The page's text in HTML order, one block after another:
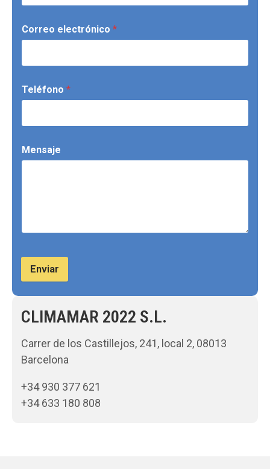
Correo electrónico *
Teléfono *
Mensaje
Enviar
CLIMAMAR 2022 S.L.
Carrer de los Castillejos, 241, local 2, 08013
Barcelona
+34 930 377 621
+34 633 180 808